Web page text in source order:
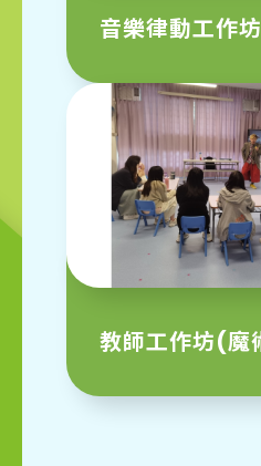
音樂律動工作坊